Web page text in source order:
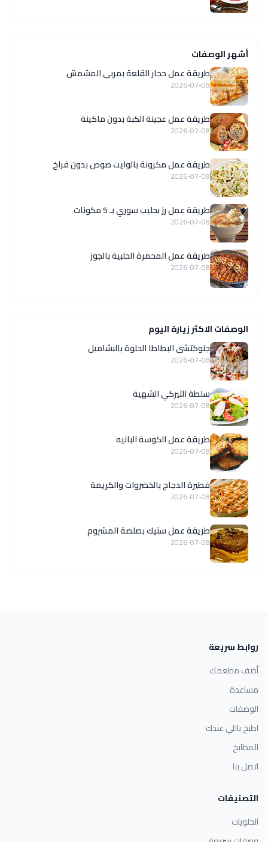
أشهر الوصفات
طريقة عمل حجار القلعة بمربى المشمش
2026-07-08
طريقة عمل عجينة الكبة بدون ماكينة
2026-07-08
طريقة عمل مكرونة بالوايت صوص بدون فراخ
2026-07-08
طريقة عمل رز بحليب سوري بـ 5 مكونات
2026-07-08
طريقة عمل المحمرة الحلبية بالجوز
2026-07-08
الوصفات الاكثر زيارة اليوم
جنوكتشى البطاطا الحلوة بالبشاميل
2026-07-08
سلطة التيركي الشهية
2026-07-08
طريقة عمل الكوسة البانيه
2026-07-08
فطيرة الدجاج بالخضروات والكريمة
2026-07-08
طريقة عمل ستيك بصلصة المشروم
2026-07-08
روابط سريعة
أضف مطعمك
مساعدة
الوصفات
اطبخ باللي عندك
المطابخ
اتصل بنا
التصنيفات
الحلويات